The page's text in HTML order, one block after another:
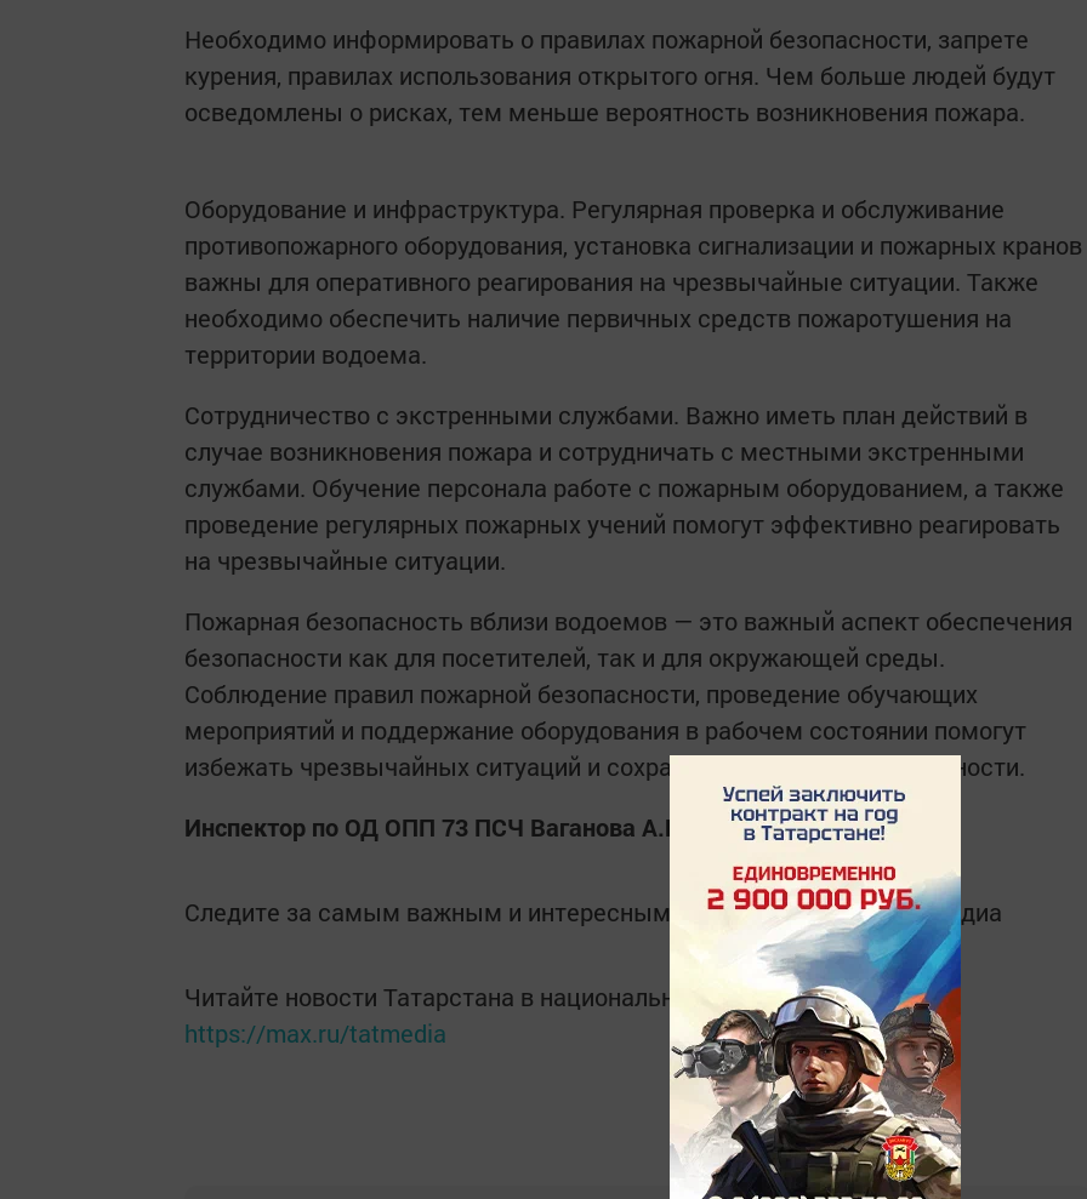
Необходимо информировать о правилах пожарной безопасности, запрете
курения, правилах использования открытого огня. Чем больше людей будут
осведомлены о рисках, тем меньше вероятность возникновения пожара.
Оборудование и инфраструктура. Регулярная проверка и обслуживание
противопожарного оборудования, установка сигнализации и пожарных кранов
важны для оперативного реагирования на чрезвычайные ситуации. Также
необходимо обеспечить наличие первичных средств пожаротушения на
территории водоема.
Сотрудничество с экстренными службами. Важно иметь план действий в
случае возникновения пожара и сотрудничать с местными экстренными
службами. Обучение персонала работе с пожарным оборудованием, а также
проведение регулярных пожарных учений помогут эффективно реагировать
на чрезвычайные ситуации.
Пожарная безопасность вблизи водоемов — это важный аспект обеспечения
безопасности как для посетителей, так и для окружающей среды.
Соблюдение правил пожарной безопасности, проведение обучающих
мероприятий и поддержание оборудования в рабочем состоянии помогут
избежать чрезвычайных ситуаций и сохранить водоемы в безопасности.
Инспектор по ОД ОПП 73 ПСЧ Ваганова А.И.
Следите за самым важным и интересным в Telegram-каналеТатмедиа
Читайте новости Татарстана в национальном мессенджере MАХ:
https://max.ru/tatmedia